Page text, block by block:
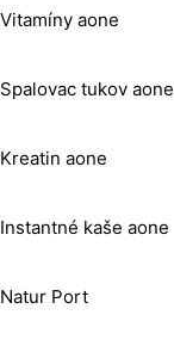
Vitamíny aone
Spalovac tukov aone
Kreatin aone
Instantné kaše aone
Natur Port